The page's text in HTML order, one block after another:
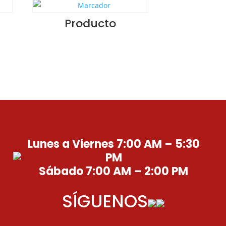
Producto
Lunes a Viernes 7:00 AM – 5:30
PM
Sábado 7:00 AM – 2:00 PM
SÍGUENOS